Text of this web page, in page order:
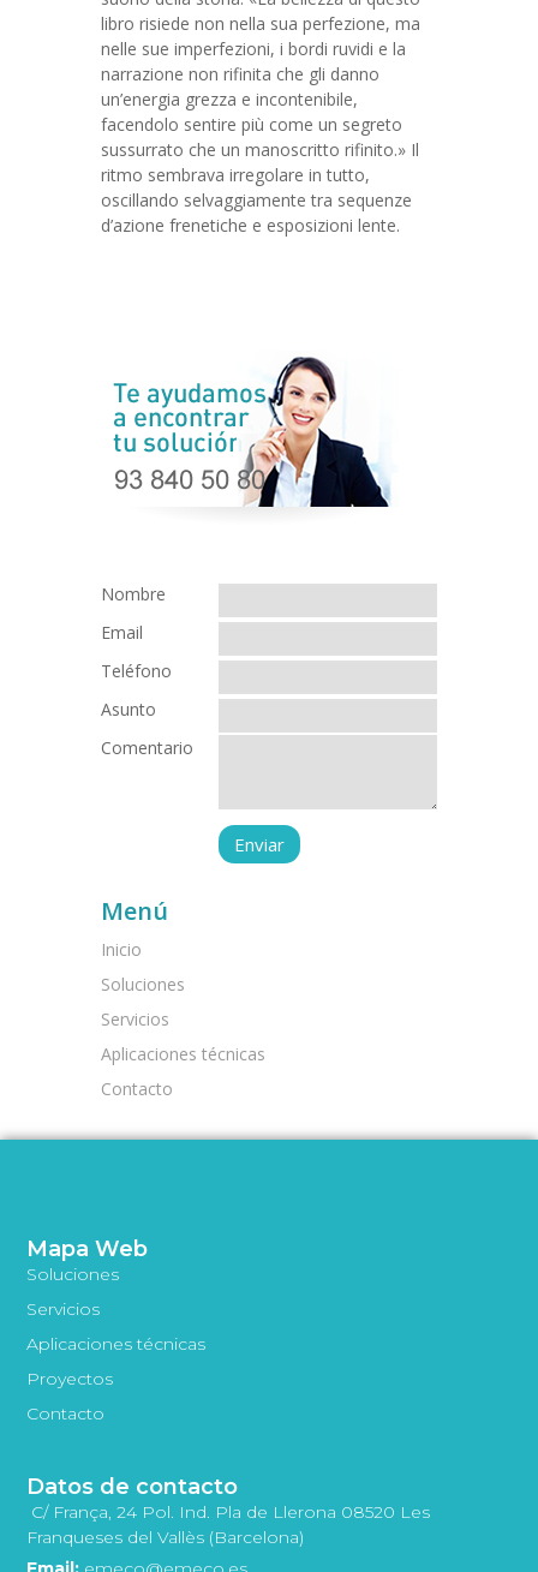
libro risiede non nella sua perfezione, ma
nelle sue imperfezioni, i bordi ruvidi e la
narrazione non rifinita che gli danno
un’energia grezza e incontenibile,
facendolo sentire più come un segreto
sussurrato che un manoscritto rifinito.» Il
ritmo sembrava irregolare in tutto,
oscillando selvaggiamente tra sequenze
d’azione frenetiche e esposizioni lente.
Nombre
Email
Teléfono
Asunto
Comentario
Menú
Inicio
Soluciones
Servicios
Aplicaciones técnicas
Contacto
Mapa Web
Soluciones
Servicios
Aplicaciones técnicas
Proyectos
Contacto
Datos de contacto
C/ França, 24 Pol. Ind. Pla de Llerona 08520 Les
Franqueses del Vallès (Barcelona)